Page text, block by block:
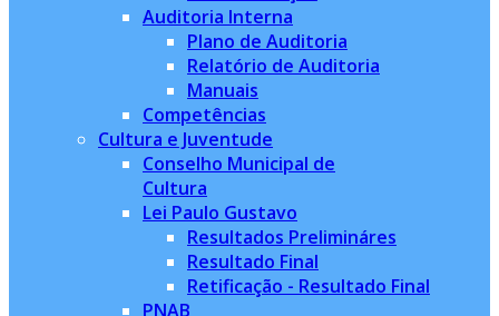
Auditoria Interna
Plano de Auditoria
Relatório de Auditoria
Manuais
Competências
Cultura e Juventude
Conselho Municipal de
Cultura
Lei Paulo Gustavo
Resultados Prelimináres
Resultado Final
Retificação - Resultado Final
PNAB